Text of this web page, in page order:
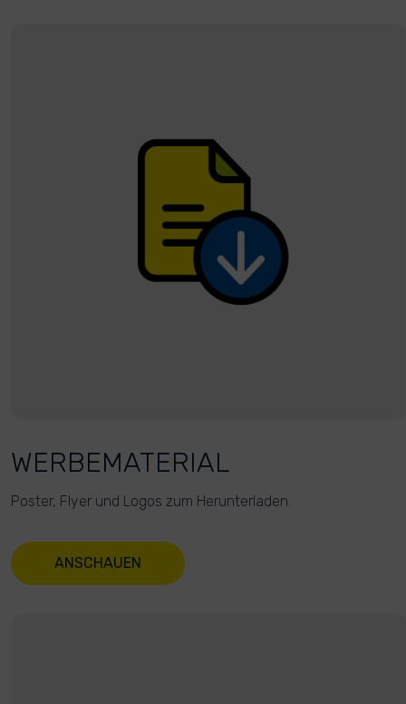
WERBEMATERIAL
Poster, Flyer und Logos zum Herunterladen.
ANSCHAUEN